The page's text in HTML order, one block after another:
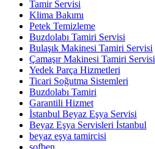
Tamir Servisi
Klima Bakımı
Petek Temizleme
Buzdolabı Tamiri Servisi
Bulaşık Makinesi Tamiri Servisi
Çamaşır Makinesi Tamiri Servisi
Yedek Parça Hizmetleri
Ticari Soğutma Sistemleri
Buzdolabı Tamiri
Garantili Hizmet
İstanbul Beyaz Eşya Servisi
Beyaz Eşya Servisleri İstanbul
beyaz eşya tamircisi
şofben